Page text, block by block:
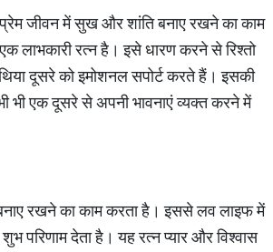
जीवन में सुख और शांति बनाए रखने का काम
लाभकारी रत्न है। इसे धारण करने से रिश्तो
दूसरे को इमोशनल सपोर्ट करते हैं। इसकी
भी एक दूसरे से अपनी भावनाएं व्यक्त करने में
रखने का काम करता है। इससे लव लाइफ में
परिणाम देता है। यह रत्न प्यार और विश्वास